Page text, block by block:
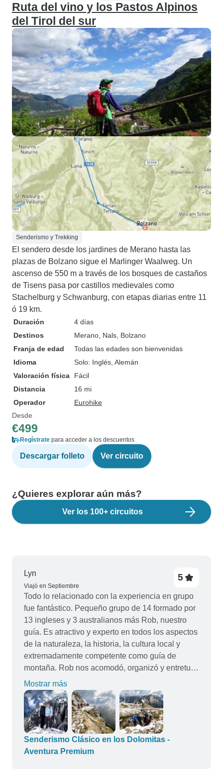
Ruta del vino y los Pastos Alpinos
del Tirol del sur
Senderismo y Trekking
El sendero desde los jardines de Merano hasta las
plazas de Bolzano sigue el Marlinger Waalweg. Un
ascenso de 550 m a través de los bosques de castaños
de Tisens pasa por castillos medievales como
Stachelburg y Schwanburg, con etapas diarias entre 11
ó 19 km.
Duración
4 días
Destinos
Merano , Nals , Bolzano
Franja de edad
Todas las edades son bienvenidas
Idioma
Solo: Inglés, Alemán
Valoración física
Fácil
Distancia
16 mi
Operador
Eurohike
Desde
€499
Regístrate para acceder a los descuentos
Descargar folleto Ver circuito
¿Quieres explorar aún más?
Ver los 100+ circuitos
Lyn
Viajó en Septiembre
5
Todo lo relacionado con la experiencia en grupo
fue fantástico. Pequeño grupo de 14 formado por
13 ingleses y 3 australianos más Rob, nuestro
guía. Es atractivo y experto en todos los aspectos
de la naturaleza, la historia, la cultura local y
extremadamente competente como guía de
montaña. Rob nos acomodó, organizó y entretuvo
todos los días de la excursión. El hotel Adler de
Villabassa era cómodo y tranquilo en un
ambiente de pueblo pequeño, pero tenía una
comida excepcional. Cada cena era fabulosa y la
comida variaba para mostrar el lugar más
austriaco. Nos pareció una gran variación de la
cocina que habíamos estado disfrutando en otras
Mostrar más
Senderismo Clásico en los Dolomitas -
Aventura Premium